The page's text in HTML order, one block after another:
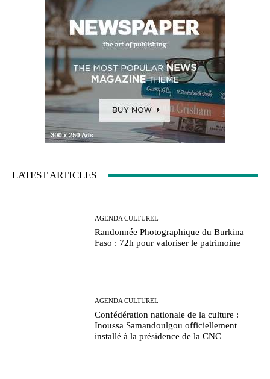
LATEST ARTICLES
AGENDA CULTUREL
Randonnée Photographique du Burkina
Faso : 72h pour valoriser le patrimoine
AGENDA CULTUREL
Confédération nationale de la culture :
Inoussa Samandoulgou officiellement
installé à la présidence de la CNC